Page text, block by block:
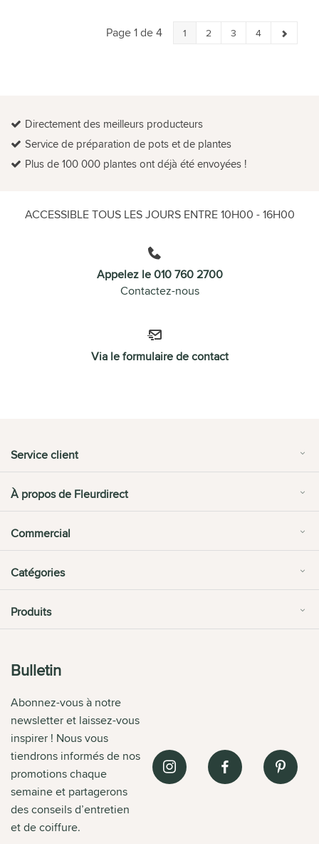
Page 1 de 4 1 2 3 4
Directement des meilleurs producteurs
Service de préparation de pots et de plantes
Plus de 100 000 plantes ont déjà été envoyées !
ACCESSIBLE TOUS LES JOURS ENTRE 10H00 - 16H00
Appelez le 010 760 2700
Contactez-nous
Via le formulaire de contact
Service client
À propos de Fleurdirect
Commercial
Catégories
Produits
Bulletin
Abonnez-vous à notre
newsletter et laissez-vous
inspirer ! Nous vous
tiendrons informés de nos
promotions chaque
semaine et partagerons
des conseils d’entretien
et de coiffure.